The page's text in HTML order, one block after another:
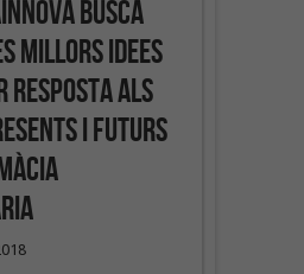
busca
millors idees
resposta als
i futurs